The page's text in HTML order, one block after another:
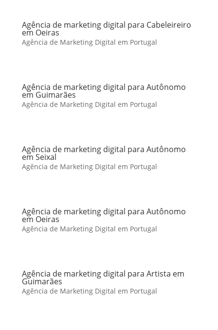
Agência de marketing digital para Cabeleireiro
em Oeiras
Agência de Marketing Digital em Portugal
Agência de marketing digital para Autônomo
em Guimarães
Agência de Marketing Digital em Portugal
Agência de marketing digital para Autônomo
em Seixal
Agência de Marketing Digital em Portugal
Agência de marketing digital para Autônomo
em Oeiras
Agência de Marketing Digital em Portugal
Agência de marketing digital para Artista em
Guimarães
Agência de Marketing Digital em Portugal